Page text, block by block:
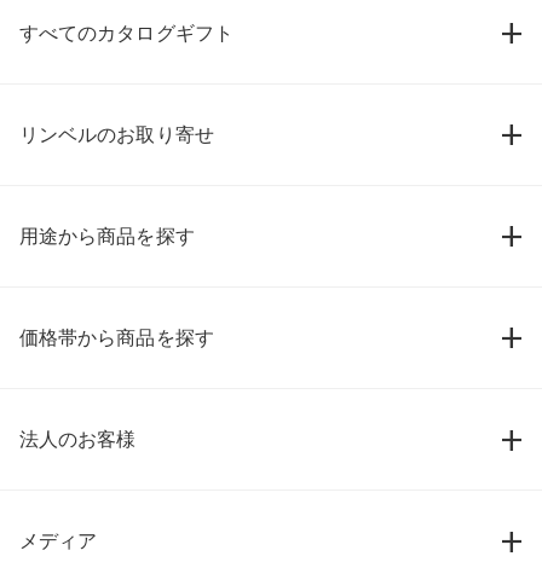
すべてのカタログギフト
リンベルのお取り寄せ
用途から商品を探す
価格帯から商品を探す
法人のお客様
メディア